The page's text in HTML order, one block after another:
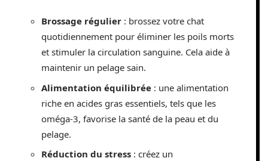
Brossage régulier : brossez votre chat
quotidiennement pour éliminer les poils morts
et stimuler la circulation sanguine. Cela aide à
maintenir un pelage sain.
Alimentation équilibrée : une alimentation
riche en acides gras essentiels, tels que les
oméga-3, favorise la santé de la peau et du
pelage.
Réduction du stress : créez un